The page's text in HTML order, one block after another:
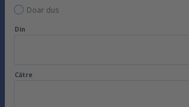
Doar dus
Din
Către